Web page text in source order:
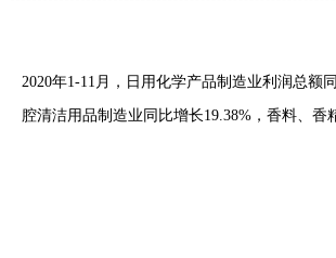
2020年1-11月，日用化学产品制造业利润总额
腔清洁用品制造业同比增长19.38%，香料、香